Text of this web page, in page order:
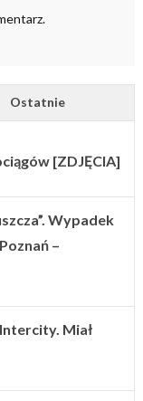
Ostatnie
[ZDJĘCIA]
Wypadek
–
Miał